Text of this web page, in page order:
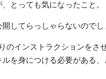
とっても気になったこと。
してらっしゃらないのでし
のインストラクションをさ
を身につける必要がある